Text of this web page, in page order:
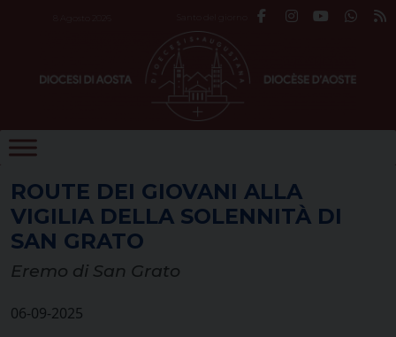
ROUTE DEI GIOVANI ALLA
VIGILIA DELLA SOLENNITÀ DI
SAN GRATO
Eremo di San Grato
06-09-2025